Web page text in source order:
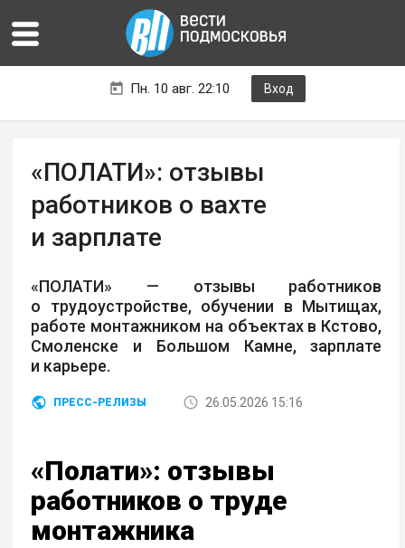
Пн. 10 авг. 22:10 Вход
«ПОЛАТИ»: отзывы
работников о вахте
и зарплате
«ПОЛАТИ» — отзывы работников
о трудоустройстве, обучении в Мытищах,
работе монтажником на объектах в Кстово,
Смоленске и Большом Камне, зарплате
и карьере.
ПРЕСС-РЕЛИЗЫ 26.05.2026 15:16
«Полати»: отзывы
работников о труде
монтажника